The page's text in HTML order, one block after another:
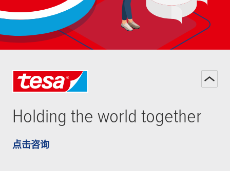
Holding the world together
点击咨询